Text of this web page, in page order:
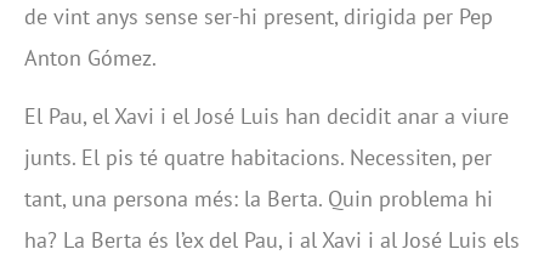
de vint anys sense ser-hi present, dirigida per Pep
Anton Gómez.
El Pau, el Xavi i el José Luis han decidit anar a viure
junts. El pis té quatre habitacions. Necessiten, per
tant, una persona més: la Berta. Quin problema hi
ha? La Berta és l’ex del Pau, i al Xavi i al José Luis els